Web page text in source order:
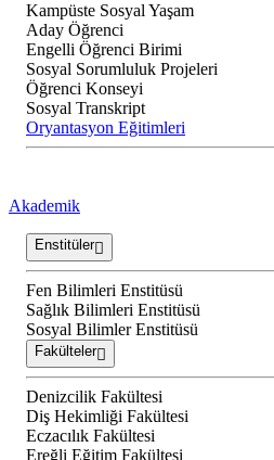
Kampüste Sosyal Yaşam
Aday Öğrenci
Engelli Öğrenci Birimi
Sosyal Sorumluluk Projeleri
Öğrenci Konseyi
Sosyal Transkript
Oryantasyon Eğitimleri
Akademik
Enstitüler
Fen Bilimleri Enstitüsü
Sağlık Bilimleri Enstitüsü
Sosyal Bilimler Enstitüsü
Fakülteler
Denizcilik Fakültesi
Diş Hekimliği Fakültesi
Eczacılık Fakültesi
Ereğli Eğitim Fakültesi